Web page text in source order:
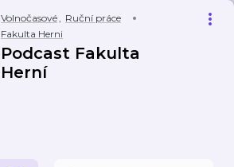
Volnočasové, Ruční práce
Fakulta Herni
Podcast Fakulta
Herní